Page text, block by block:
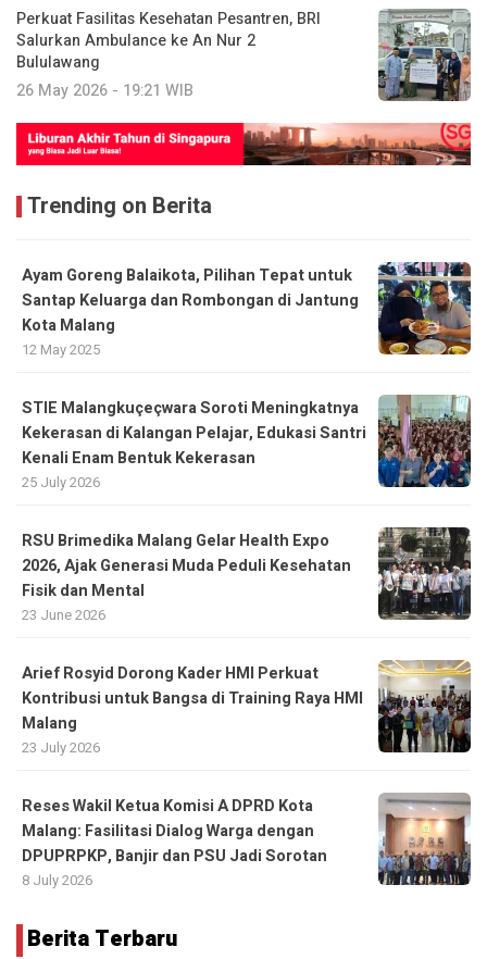
Perkuat Fasilitas Kesehatan Pesantren, BRI
Salurkan Ambulance ke An Nur 2
Bululawang
26 May 2026 - 19:21 WIB
Trending on Berita
Ayam Goreng Balaikota, Pilihan Tepat untuk
Santap Keluarga dan Rombongan di Jantung
Kota Malang
12 May 2025
STIE Malangkuçeçwara Soroti Meningkatnya
Kekerasan di Kalangan Pelajar, Edukasi Santri
Kenali Enam Bentuk Kekerasan
25 July 2026
RSU Brimedika Malang Gelar Health Expo
2026, Ajak Generasi Muda Peduli Kesehatan
Fisik dan Mental
23 June 2026
Arief Rosyid Dorong Kader HMI Perkuat
Kontribusi untuk Bangsa di Training Raya HMI
Malang
23 July 2026
Reses Wakil Ketua Komisi A DPRD Kota
Malang: Fasilitasi Dialog Warga dengan
DPUPRPKP, Banjir dan PSU Jadi Sorotan
8 July 2026
Berita Terbaru